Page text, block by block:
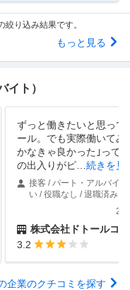
り込み結果です。
もっと見る
イト）
ずっと働きたいと思って
ール。でも実際働いてみ
かなきゃ良かった｣って
の出入りがピ
続きを見
接客 / パート・アルバイ
い / 役職なし / 退職済み
株式会社ドトールコ
3.2
企業のクチコミを探す